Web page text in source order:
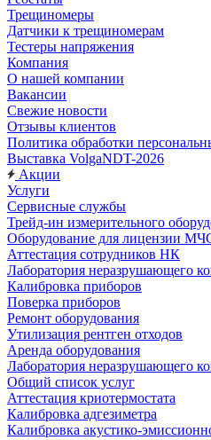
Трещиномеры
Датчики к трещиномерам
Тестеры напряжения
Компания
О нашей компании
Вакансии
Свежие новости
Отзывы клиентов
Политика обработки
Выставка VolgaNDT-2026
Акции
Услуги
Сервисные службы
Трейд-ин измерительного
Оборудование для лицензии
Аттестация сотрудников НК
Лаборатория неразрушающего
Калибровка приборов
Поверка приборов
Ремонт оборудования
Утилизация рентген отходов
Аренда оборудования
Лаборатория неразрушающего
Общий список услуг
Аттестация криотермостата
Калибровка адгезиметра
Калибровка акустико-